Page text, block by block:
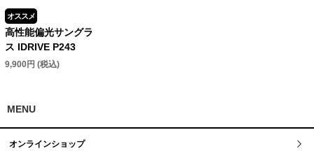
オススメ
高性能偏光サングラ
ス IDRIVE P243
9,900円 (税込)
MENU
オンラインショップ